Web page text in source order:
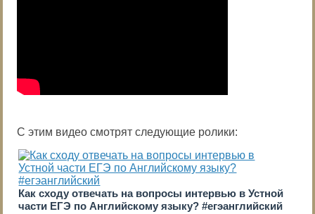
С этим видео смотрят следующие ролики:
Как сходу отвечать на вопросы интервью в Устной
части ЕГЭ по Английскому языку? #егэанглийский